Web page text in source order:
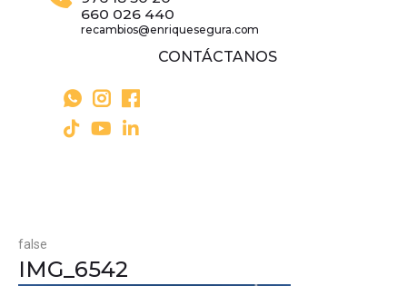
660 026 440
recambios@enriquesegura.com
CONTÁCTANOS
false
IMG_6542